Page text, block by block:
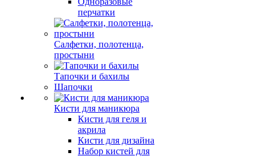
перчатки
Салфетки, полотенца,
простыни
Тапочки и бахилы
Шапочки
Кисти для маникюра
Кисти для геля и
акрила
Кисти для дизайна
Набор кистей для